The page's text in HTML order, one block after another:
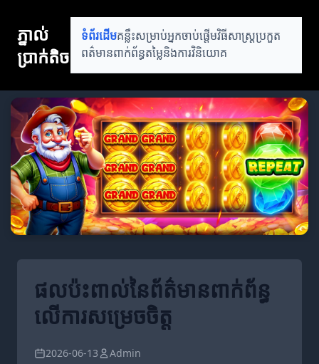
ភ្នាល់
ប្រាក់តិច
ទំព័រដើមគន្លឹះសម្រាប់អ្នកចាប់ផ្តើមវិធីសាស្ត្រប្រកួត
ពត៌មានពាក់ព័ន្ធតម្លៃនិងការវិនិយោគ
ផលប៉ះពាល់នៃព័ត៌មានពាក់ព័ន្ធ
លើការសម្រេចចិត្ត
2026-06-13 Admin